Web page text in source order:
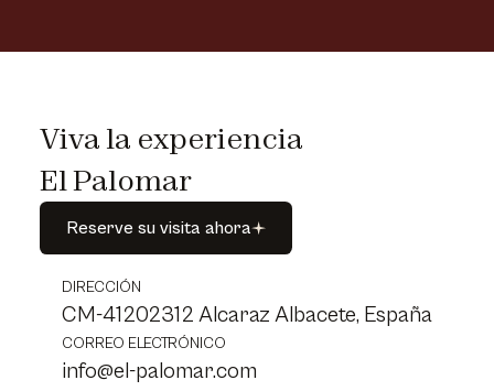
Viva la experiencia
El Palomar
Reserve su visita ahora
DIRECCIÓN
CM-41202312 Alcaraz Albacete, España
CORREO ELECTRÓNICO
info@el-palomar.com